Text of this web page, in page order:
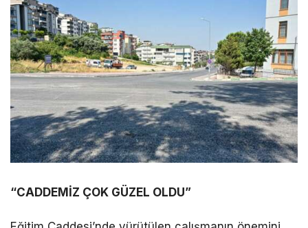
“CADDEMİZ ÇOK GÜZEL OLDU”